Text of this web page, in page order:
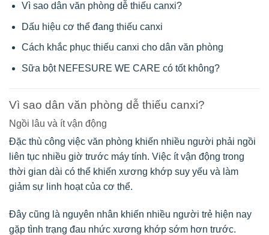
Vì sao dân văn phòng dễ thiếu canxi?
Dấu hiệu cơ thể đang thiếu canxi
Cách khắc phục thiếu canxi cho dân văn phòng
Sữa bột NEFESURE WE CARE có tốt không?
Vì sao dân văn phòng dễ thiếu canxi?
Ngồi lâu và ít vận động
Đặc thù công việc văn phòng khiến nhiều người phải ngồi
liên tục nhiều giờ trước máy tính. Việc ít vận động trong
thời gian dài có thể khiến xương khớp suy yếu và làm
giảm sự linh hoạt của cơ thể.
Đây cũng là nguyên nhân khiến nhiều người trẻ hiện nay
gặp tình trạng đau nhức xương khớp sớm hơn trước.